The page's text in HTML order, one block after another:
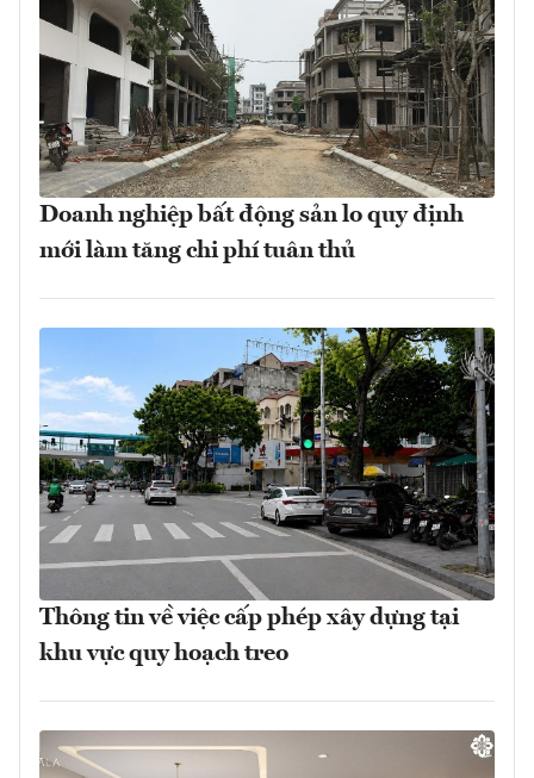
Doanh nghiệp bất động sản lo quy định
mới làm tăng chi phí tuân thủ
Thông tin về việc cấp phép xây dựng tại
khu vực quy hoạch treo